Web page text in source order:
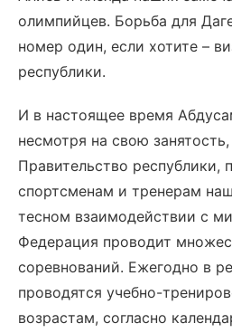
олимпийцев. Борьба для
номер один, если хотите –
республики.
И в настоящее время
несмотря на свою занятость,
Правительство республики,
спортсменам и тренерам
тесном взаимодействии с
Федерация проводит
соревнований. Ежегодно в
проводятся учебно-
возрастам, согласно